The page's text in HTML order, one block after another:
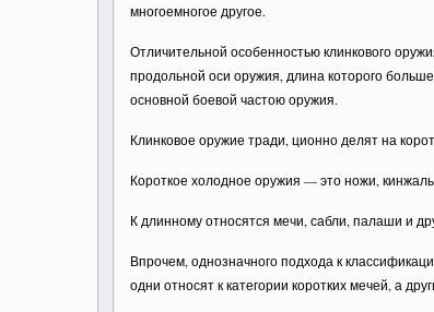
многоемногое другое.
Отличительной особенностью клинкового
продольной оси оружия, длина которого
основной боевой частою оружия.
Клинковое оружие тради, ционно делят на
Короткое холодное оружия — это ножи,
К длинному относятся мечи, сабли, палаши и
Впрочем, однозначного подхода к
одни относят к категории коротких мечей, а